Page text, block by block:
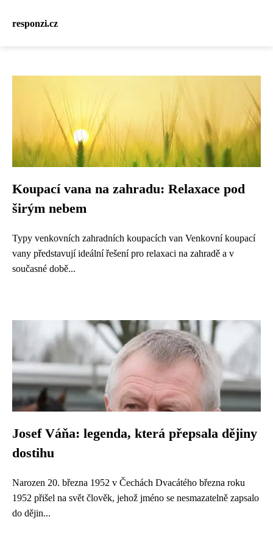
responzi.cz
Koupací vana na zahradu: Relaxace pod
širým nebem
Typy venkovních zahradních koupacích van Venkovní koupací
vany představují ideální řešení pro relaxaci na zahradě a v
současné době...
Josef Váňa: legenda, která přepsala dějiny
dostihu
Narozen 20. března 1952 v Čechách Dvacátého března roku
1952 přišel na svět člověk, jehož jméno se nesmazatelně zapsalo
do dějin...